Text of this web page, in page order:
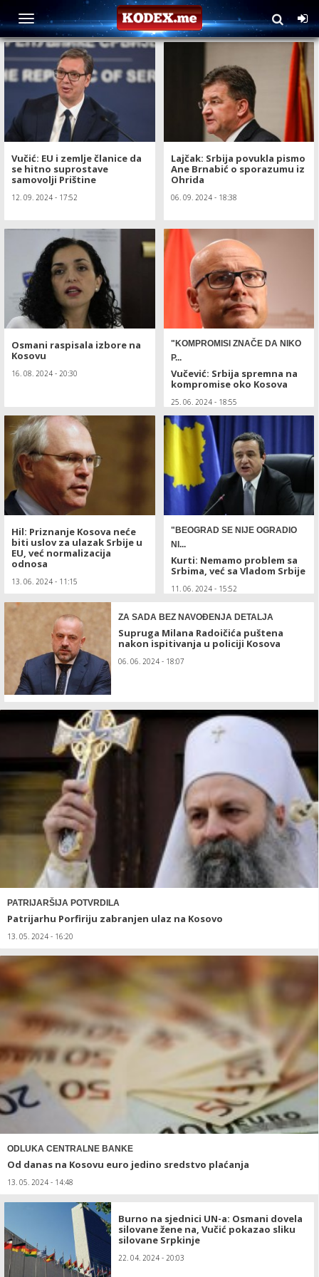
TAG: Kosovo
Vučić: EU i zemlje članice da
se hitno suprostave
samovolji Prištine
12. 09. 2024 - 17:52
Lajčak: Srbija povukla pismo
Ane Brnabić o sporazumu iz
Ohrida
06. 09. 2024 - 18:38
Osmani raspisala izbore na
Kosovu
16. 08. 2024 - 20:30
"KOMPROMISI ZNAČE DA NIKO
P...
Vučević: Srbija spremna na
kompromise oko Kosova
25. 06. 2024 - 18:55
Hil: Priznanje Kosova neće
biti uslov za ulazak Srbije u
EU, već normalizacija
odnosa
13. 06. 2024 - 11:15
"BEOGRAD SE NIJE OGRADIO
NI...
Kurti: Nemamo problem sa
Srbima, već sa Vladom Srbije
11. 06. 2024 - 15:52
ZA SADA BEZ NAVOĐENJA DETALJA
Supruga Milana Radoičića puštena
nakon ispitivanja u policiji Kosova
06. 06. 2024 - 18:07
PATRIJARŠIJA POTVRDILA
Patrijarhu Porfiriju zabranjen ulaz na Kosovo
13. 05. 2024 - 16:20
ODLUKA CENTRALNE BANKE
Od danas na Kosovu euro jedino sredstvo plaćanja
13. 05. 2024 - 14:48
Burno na sjednici UN-a: Osmani dovela
silovane žene na, Vučić pokazao sliku
silovane Srpkinje
22. 04. 2024 - 20:03